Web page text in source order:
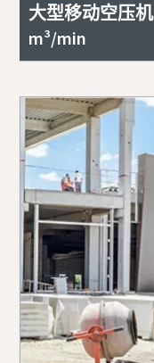
大型移动空压
m³/min